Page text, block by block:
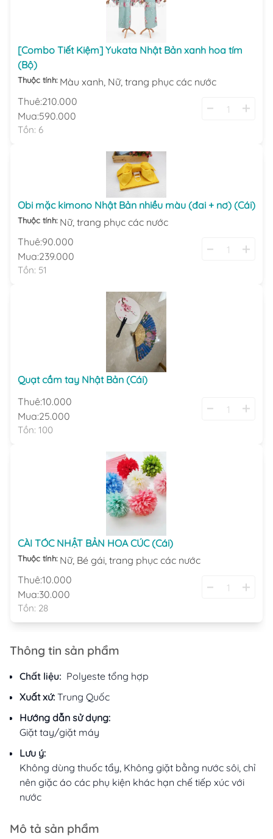
[Combo Tiết Kiệm] Yukata Nhật Bản xanh hoa tím
(Bộ)
Thuộc tính: Màu xanh, Nữ, trang phục các nước
Thuê:210.000
Mua:590.000
Tồn: 6
Obi mặc kimono Nhật Bản nhiều màu (đai + nơ) (Cái)
Thuộc tính: Nữ, trang phục các nước
Thuê:90.000
Mua:239.000
Tồn: 51
Quạt cầm tay Nhật Bản (Cái)
Thuê:10.000
Mua:25.000
Tồn: 100
CÀI TÓC NHẬT BẢN HOA CÚC (Cái)
Thuộc tính: Nữ, Bé gái, trang phục các nước
Thuê:10.000
Mua:30.000
Tồn: 28
Thông tin sản phẩm
Chất liệu: Polyeste tổng hợp
Xuất xứ: Trung Quốc
Hướng dẫn sử dụng:
Giặt tay/giặt máy
Lưu ý:
Không dùng thuốc tẩy, Không giặt bằng nước sôi, chỉ
nên giặc áo các phụ kiện khác hạn chế tiếp xúc với
nước
Mô tả sản phẩm